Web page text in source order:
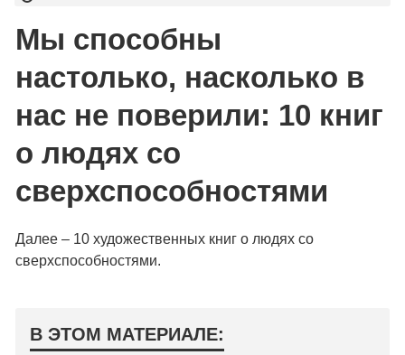
Мы способны
настолько, насколько в
нас не поверили: 10 книг
о людях со
сверхспособностями
Далее – 10 художественных книг о людях со
сверхспособностями.
В ЭТОМ МАТЕРИАЛЕ: